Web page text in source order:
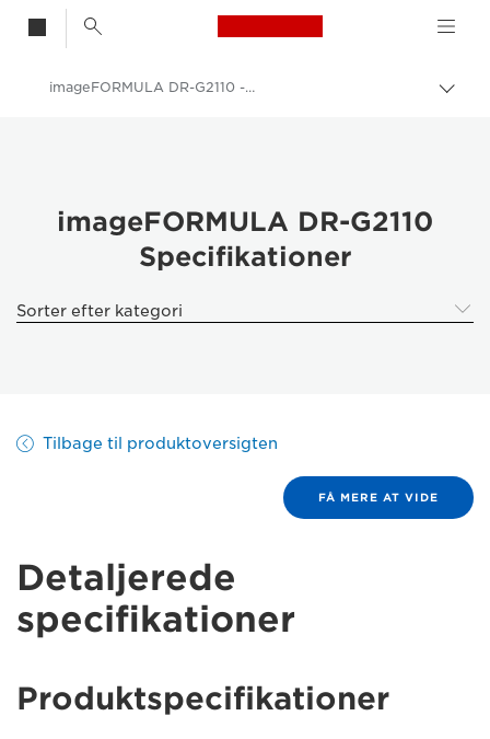
Canon Logo, back
Skift
Erhvervsprodukter
Scannere til hjemmet og kontoret
imageFORMULA DR-G2110 - Specifications
imageFORMULA DR-G2110
Specifikationer
Sorter efter kategori
Tilbage til produktoversigten
FÅ MERE AT VIDE
Detaljerede
specifikationer
Produktspecifikationer